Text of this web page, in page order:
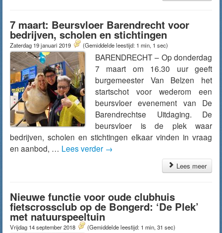
7 maart: Beursvloer Barendrecht voor
bedrijven, scholen en stichtingen
Zaterdag 19 januari 2019 (Gemiddelde leestijd: 1 min, 1 sec)
BARENDRECHT – Op donderdag
7 maart om 16.30 uur geeft
burgemeester Van Belzen het
startschot voor wederom een
beursvloer evenement van De
Barendrechtse Uitdaging. De
beursvloer is de plek waar
bedrijven, scholen en stichtingen elkaar vinden in vraag
en aanbod, … Lees verder →
Lees meer
Nieuwe functie voor oude clubhuis
fietscrossclub op de Bongerd: ‘De Plek’
met natuurspeeltuin
Vrijdag 14 september 2018 (Gemiddelde leestijd: 1 min, 31 sec)